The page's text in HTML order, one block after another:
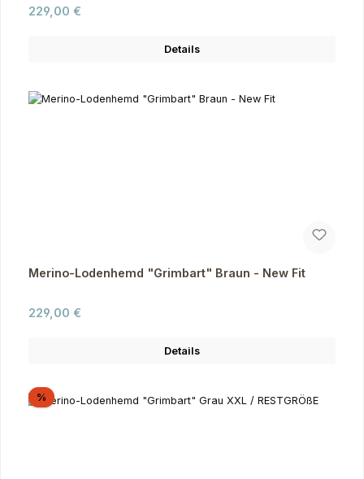
Regulärer Preis:
229,00 €
Details
Merino-Lodenhemd "Grimbart" Braun - New Fit
Regulärer Preis:
229,00 €
Details
%Rabatt